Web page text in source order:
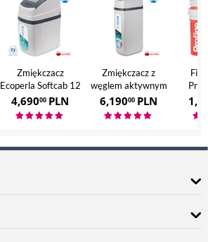
Zmiękczacz
Ecoperla Softcab 12
4,69000 PLN
Zmiękczacz z
węglem aktywnym
Ecoperla Hero
6,19000 PLN
Filtr